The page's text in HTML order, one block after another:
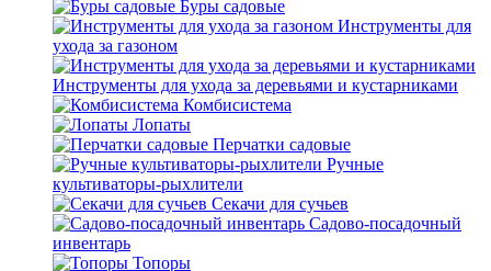
Буры садовые
Инструменты для
ухода за газоном
Инструменты для ухода за деревьями и кустарниками
Комбисистема
Лопаты
Перчатки садовые
Ручные
культиваторы-рыхлители
Секачи для сучьев
Садово-посадочный
инвентарь
Топоры